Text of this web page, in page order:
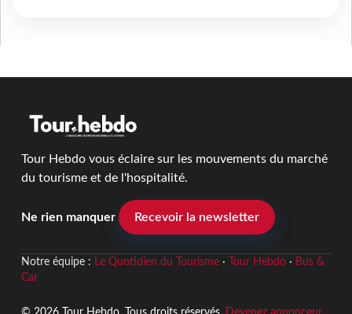
Tour Hebdo vous éclaire sur les mouvements du marché
du tourisme et de l'hospitalité.
Ne rien manquer Recevoir la newsletter
Notre équipe : Le Quotidien du Tourisme· Tour Hebdo· Bus &
Car